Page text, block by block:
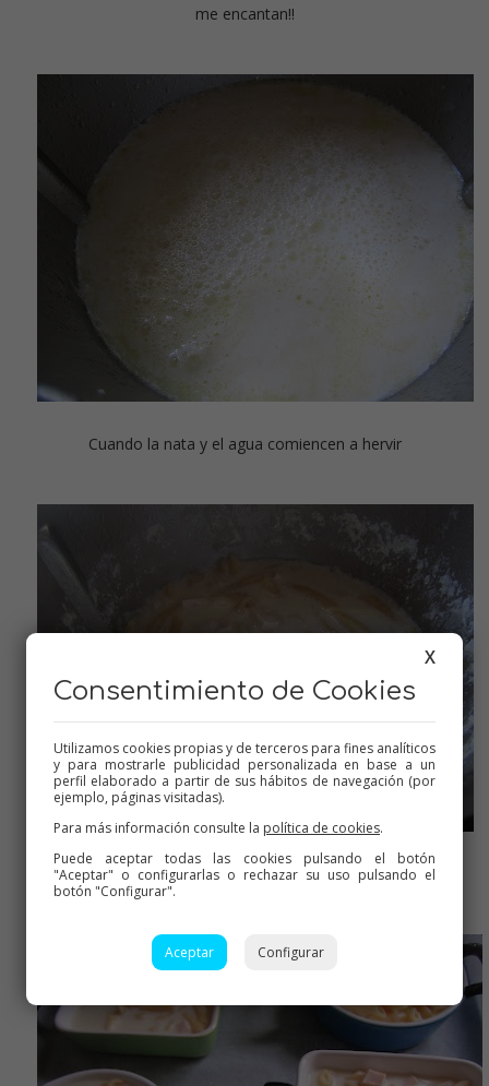
me encantan!!
Cuando la nata y el agua comiencen a hervir
Añadimos la pasta, se cuece todo junto, limpio y fácil eh??
X
Consentimiento de Cookies
Utilizamos cookies propias y de terceros para fines analíticos
y para mostrarle publicidad personalizada en base a un
perfil elaborado a partir de sus hábitos de navegación (por
ejemplo, páginas visitadas).
Para más información consulte la política de cookies.
Puede aceptar todas las cookies pulsando el botón
"Aceptar" o configurarlas o rechazar su uso pulsando el
botón "Configurar".
Aceptar Configurar